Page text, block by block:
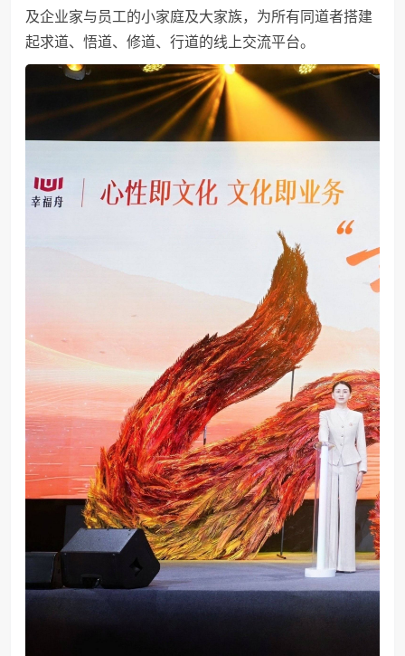
及企业家与员工的小家庭及大家族，为所有同道者搭建
起求道、悟道、修道、行道的线上交流平台。